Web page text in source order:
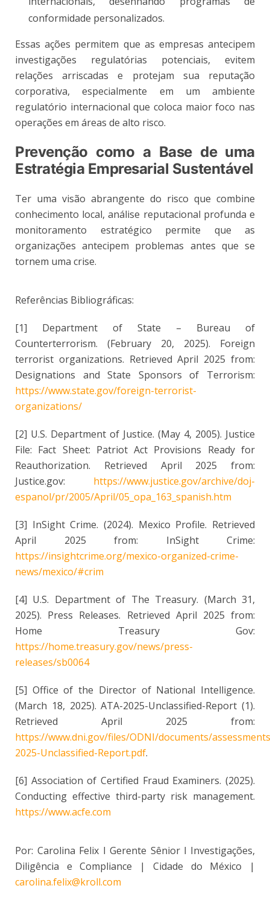
conformidade personalizados.
Essas ações permitem que as empresas antecipem
investigações regulatórias potenciais, evitem
relações arriscadas e protejam sua reputação
corporativa, especialmente em um ambiente
regulatório internacional que coloca maior foco nas
operações em áreas de alto risco.
Prevenção como a Base de uma
Estratégia Empresarial Sustentável
Ter uma visão abrangente do risco que combine
conhecimento local, análise reputacional profunda e
monitoramento estratégico permite que as
organizações antecipem problemas antes que se
tornem uma crise.
Referências Bibliográficas:
[1] Department of State – Bureau of
Counterterrorism. (February 20, 2025). Foreign
terrorist organizations. Retrieved April 2025 from:
Designations and State Sponsors of Terrorism:
https://www.state.gov/foreign-terrorist-
organizations/
[2] U.S. Department of Justice. (May 4, 2005). Justice
File: Fact Sheet: Patriot Act Provisions Ready for
Reauthorization. Retrieved April 2025 from:
Justice.gov: https://www.justice.gov/archive/doj-
espanol/pr/2005/April/05_opa_163_spanish.htm
[3] InSight Crime. (2024). Mexico Profile. Retrieved
April 2025 from: InSight Crime:
https://insightcrime.org/mexico-organized-crime-
news/mexico/#crim
[4] U.S. Department of The Treasury. (March 31,
2025). Press Releases. Retrieved April 2025 from:
Home Treasury Gov:
https://home.treasury.gov/news/press-
releases/sb0064
[5] Office of the Director of National Intelligence.
(March 18, 2025). ATA-2025-Unclassified-Report (1).
Retrieved April 2025 from:
https://www.dni.gov/files/ODNI/documents/
2025-Unclassified-Report.pdf.
[6] Association of Certified Fraud Examiners. (2025).
Conducting effective third-party risk management.
https://www.acfe.com
Por: Carolina Felix l Gerente Sênior l Investigações,
Diligência e Compliance | Cidade do México |
carolina.felix@kroll.com